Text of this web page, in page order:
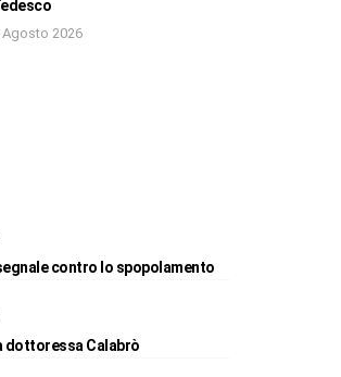
Agosto 2026
contro lo spopolamento
dottoressa Calabrò